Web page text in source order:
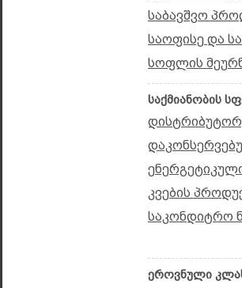
საბავშვო
საოფისე და
სოფლის
საქმიანობის
კვების
საკონდიტრო
ეროვნული